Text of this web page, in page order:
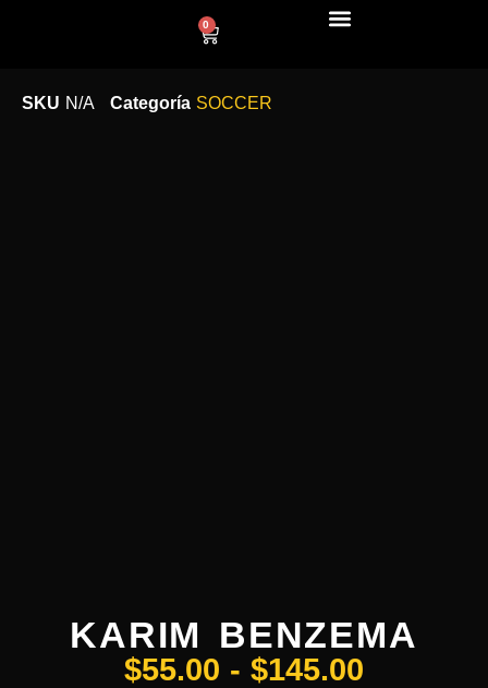
0
SKU N/A Categoría SOCCER
KARIM BENZEMA
$55.00 - $145.00